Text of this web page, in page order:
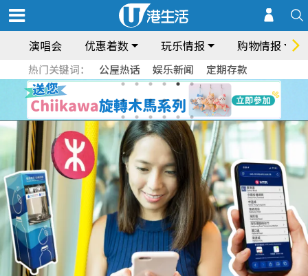
演唱会 优惠着数 玩乐情报 购物情报
热门关键词： 公屋热话 娱乐新闻 定期存款